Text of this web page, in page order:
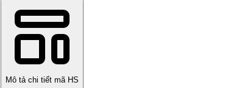
Mô tả chi tiết mã HS